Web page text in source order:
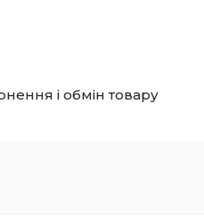
і обмін товару